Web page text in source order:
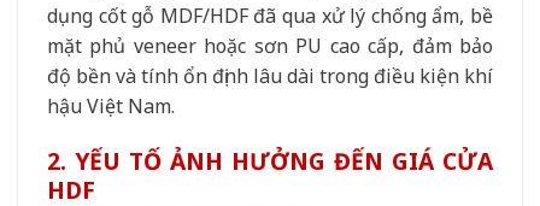
dụng cốt gỗ MDF/HDF đã qua xử lý chống ẩm, bề
mặt phủ veneer hoặc sơn PU cao cấp, đảm bảo
độ bền và tính ổn định lâu dài trong điều kiện khí
hậu Việt Nam.
2. YẾU TỐ ẢNH HƯỞNG ĐẾN GIÁ CỬA
HDF